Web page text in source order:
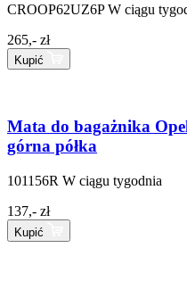
CROOP62UZ6P W ciągu
265,- zł
Kupić
Mata do bagażnika
górna półka
101156R W ciągu tygodnia
137,- zł
Kupić